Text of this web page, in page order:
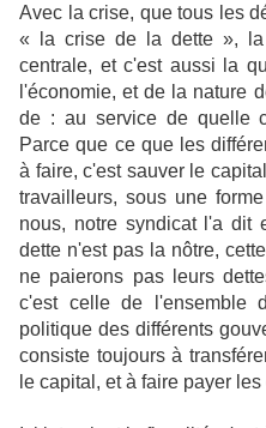
Avec la crise, que tous les
« la crise de la dette », la
centrale, et c'est aussi la
l'économie, et de la nature
de : au service de quelle
Parce que ce que les
à faire, c'est sauver le
travailleurs, sous une
nous, notre syndicat l'a dit
dette n'est pas la nôtre,
ne paierons pas leurs
c'est celle de l'ensemble
politique des différents
consiste toujours à
le capital, et à faire payer